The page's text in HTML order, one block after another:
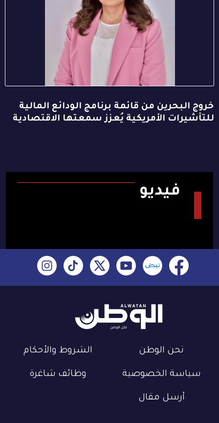
خروج البحرين من قائمة برنامج الودائع المالية
للتأشيرات الأمريكية يُعزز سمعتها الاقتصادية
فيديو
نحن الوطن الشروط والأحكام
سياسة الخصوصية وظائف شاغرة
أرسل مقال